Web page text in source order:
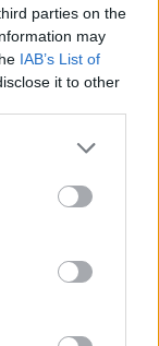
parties on the
may
IAB’s List of
it to other
more Google
may click to
party tags to
below Google